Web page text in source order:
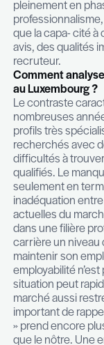
des métiers
mener un
crédibilité de
recherche.
les filières
requises.
managériale
candidats
candidat,
talent que
confiance. Il
comprenne
à ses
management
L’ensemble
optimal dans
candidats.
aussi